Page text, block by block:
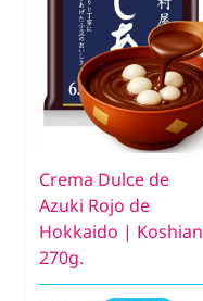
Crema Dulce de
Azuki Rojo de
Hokkaido | Koshian
270g.